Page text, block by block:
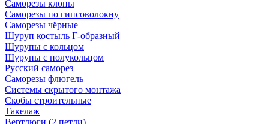
Саморезы клопы
Саморезы по гипсоволокну
Саморезы чёрные
Шуруп костыль Г-образный
Шурупы с кольцом
Шурупы с полукольцом
Русский саморез
Саморезы флюгель
Системы скрытого монтажа
Скобы строительные
Такелаж
Вертлюги (2 петли)